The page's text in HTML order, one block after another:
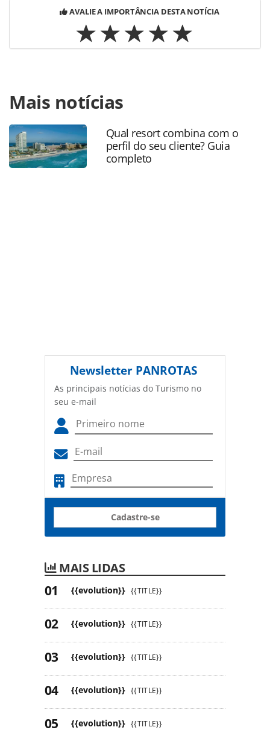
AVALIE A IMPORTÂNCIA DESTA NOTÍCIA
https://www.panrotas.com.br/aviacao/empresas/2018/09/
da-azul-aigle-azur-anuncia-representacao-no-
brasil_159017.html ou as ferramentas oferecidas na
página. Todo o conteúdo produzido pela PANROTAS
Editora é protegido pela legislação brasileira sobre direito
autoral. Não reproduza o conteúdo sem autorização da
Mais notícias
Qual resort combina com o
perfil do seu cliente? Guia
completo
Newsletter PANROTAS
As principais notícias do Turismo no
seu e-mail
Cadastre-se
MAIS LIDAS
{{evolution}} {{TITLE}}
{{evolution}} {{TITLE}}
{{evolution}} {{TITLE}}
{{evolution}} {{TITLE}}
{{evolution}} {{TITLE}}